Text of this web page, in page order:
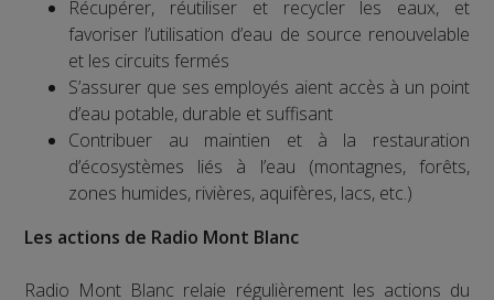
Récupérer, réutiliser et recycler les eaux, et
favoriser l’utilisation d’eau de source renouvelable
et les circuits fermés
S’assurer que ses employés aient accès à un point
d’eau potable, durable et suffisant
Contribuer au maintien et à la restauration
d’écosystèmes liés à l’eau (montagnes, forêts,
zones humides, rivières, aquifères, lacs, etc.)
Les actions de Radio Mont Blanc
Radio Mont Blanc relaie régulièrement les actions du